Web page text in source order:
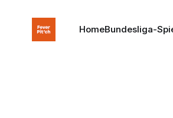
HomeBundesliga-